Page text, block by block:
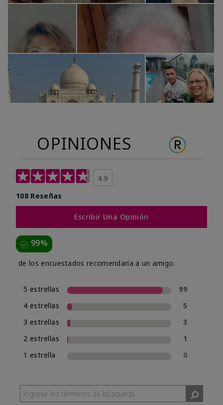
OPINIONES
4.9
108 Reseñas
Escribir Una Opinión
99%
de los encuestados recomendaría a un amigo.
5 estrellas
99
4 estrellas
5
3 estrellas
3
2 estrellas
1
1 estrella
0